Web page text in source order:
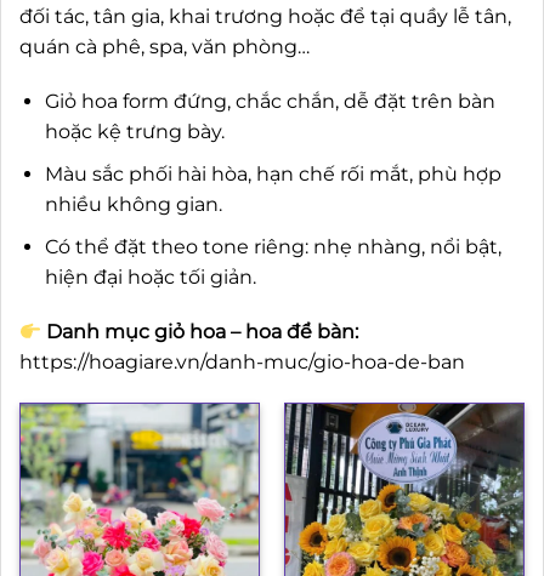
đối tác, tân gia, khai trương hoặc để tại quầy lễ tân,
quán cà phê, spa, văn phòng…
Giỏ hoa form đứng, chắc chắn, dễ đặt trên bàn
hoặc kệ trưng bày.
Màu sắc phối hài hòa, hạn chế rối mắt, phù hợp
nhiều không gian.
Có thể đặt theo tone riêng: nhẹ nhàng, nổi bật,
hiện đại hoặc tối giản.
Danh mục giỏ hoa – hoa để bàn:
https://hoagiare.vn/danh-muc/gio-hoa-de-ban